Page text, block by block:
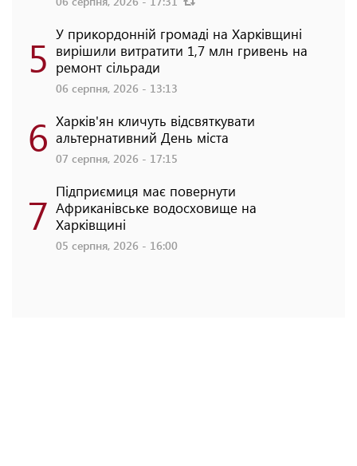
5 У прикордонній громаді на Харківщині
вирішили витратити 1,7 млн гривень на
ремонт сільради
06 серпня, 2026 - 13:13
6 Харків'ян кличуть відсвяткувати
альтернативний День міста
07 серпня, 2026 - 17:15
7 Підприємиця має повернути
Африканівське водосховище на
Харківщині
05 серпня, 2026 - 16:00